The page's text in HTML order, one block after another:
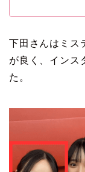
下田さんはミス
が良く、インス
た。